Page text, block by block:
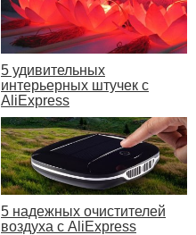
5 удивительных
интерьерных штучек с
AliExpress
5 надежных очистителей
воздуха с AliExpress